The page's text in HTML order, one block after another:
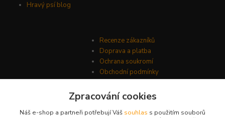
Hravý psí blog
Recenze zákazníků
Doprava a platba
Ochrana soukromí
Obchodní podmínky
Zpracování cookies
Náš e-shop a partneři potřebují Váš souhlas s použitím souborů